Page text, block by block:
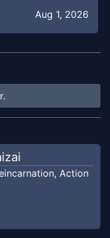
Aug 1, 2026
Jul 28, 2026
, Action